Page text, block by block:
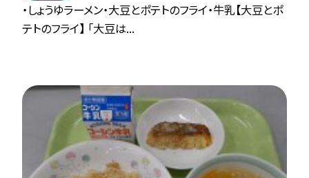
・しょうゆラーメン・大豆とポテトのフライ・牛乳【大豆とポ
テトのフライ】 「大豆は...